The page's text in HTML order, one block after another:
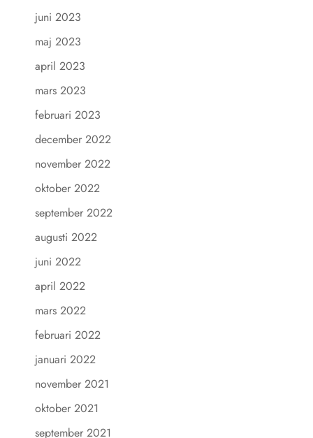
juni 2023
maj 2023
april 2023
mars 2023
februari 2023
december 2022
november 2022
oktober 2022
september 2022
augusti 2022
juni 2022
april 2022
mars 2022
februari 2022
januari 2022
november 2021
oktober 2021
september 2021